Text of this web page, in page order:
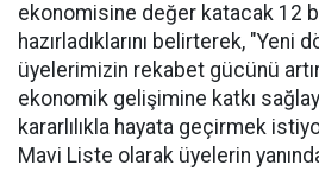
ekonomisine değer katacak 12
hazırladıklarını belirterek, "Yeni
üyelerimizin rekabet gücünü
ekonomik gelişimine katkı
kararlılıkla hayata geçirmek
Mavi Liste olarak üyelerin